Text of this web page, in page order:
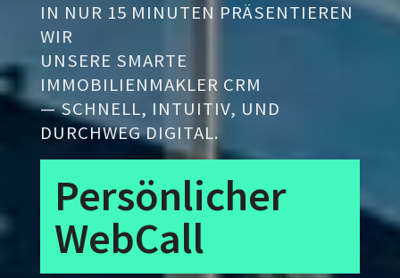
IN NUR 15 MINUTEN PRÄSENTIEREN
WIR
UNSERE SMARTE
IMMOBILIENMAKLER CRM
— SCHNELL, INTUITIV, UND
DURCHWEG DIGITAL.
Persönlicher
WebCall